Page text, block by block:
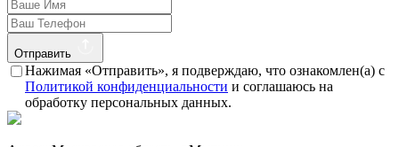
Отправить
Нажимая «Отправить», я подверждаю, что ознакомлен(а) с
Политикой конфиденциальности и соглашаюсь на
обработку персональных данных.